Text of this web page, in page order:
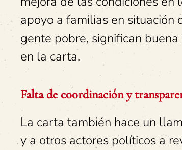
apoyo a familias en situación
gente pobre, significan
en la carta.
Falta de coordinación y
La carta también hace un
y a otros actores políticos a